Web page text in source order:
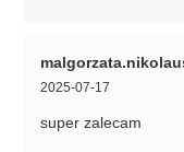
2025-07-17
super zalecam